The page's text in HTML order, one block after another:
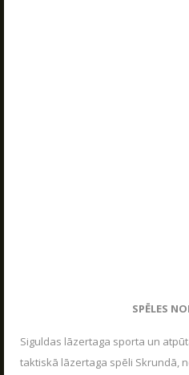
SPĒLES
Siguldas lāzertaga sporta un
taktiskā lāzertaga spēli Skrundā,
Uzzini, kā